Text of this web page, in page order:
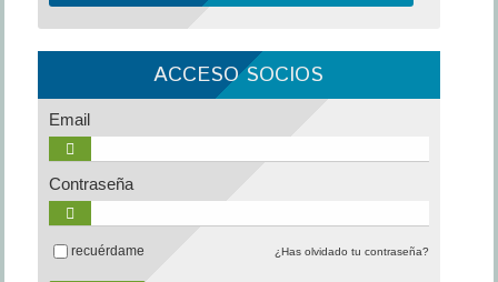
ACCESO SOCIOS
Email
Contraseña
recuérdame ¿Has olvidado tu contraseña?